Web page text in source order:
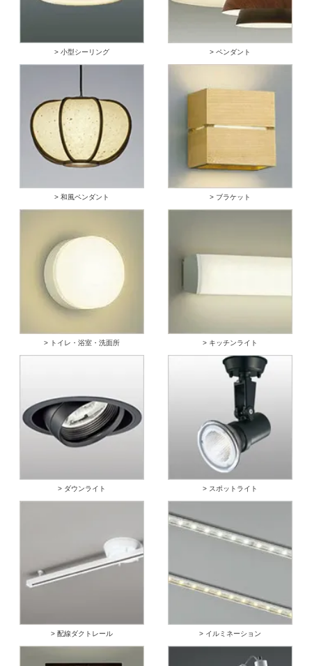
> 小型シーリング > ペンダント
> 和風ペンダント > ブラケット
> トイレ・浴室・洗面所 > キッチンライト
> ダウンライト > スポットライト
> 配線ダクトレール > イルミネーション